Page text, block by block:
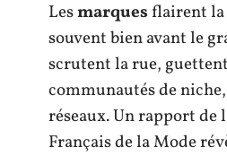
Lesmarquesflairent la
souvent bien avant le
scrutent la rue,
communautés de
réseaux. Un rapport de
Français de la Mode